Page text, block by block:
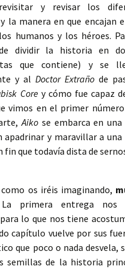
y revisar los
la manera en que encajan
humanos y los héroes.
dividir la historia en
que contiene) y se
y al Doctor Extraño de
Corey cómo fue capaz
vimos en el primer
Aiko se embarca en
apadrinar y maravillar a
fin que todavía dista de
os iréis imaginando,
primera entrega nos
lo que nos tiene
capítulo vuelve por sus
que poco o nada desvela,
semillas de la historia